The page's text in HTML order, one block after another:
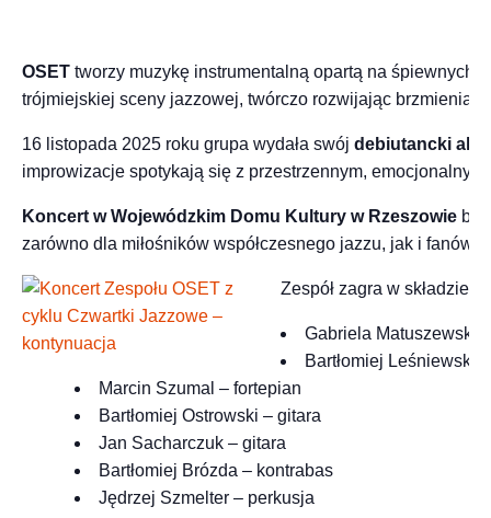
OSET tworzy muzykę instrumentalną opartą na śpiewnych,
trójmiejskiej sceny jazzowej, twórczo rozwijając brzmienia i
16 listopada 2025 roku grupa wydała swój debiutancki
improwizacje spotykają się z przestrzennym,
Koncert w Wojewódzkim Domu Kultury w Rzeszowie
zarówno dla miłośników współczesnego jazzu, jak i fanów
Zespół zagra w składzie:
Gabriela Matuszewska
Bartłomiej Leśniewski
Marcin Szumal – fortepian
Bartłomiej Ostrowski – gitara
Jan Sacharczuk – gitara
Bartłomiej Brózda – kontrabas
Jędrzej Szmelter – perkusja